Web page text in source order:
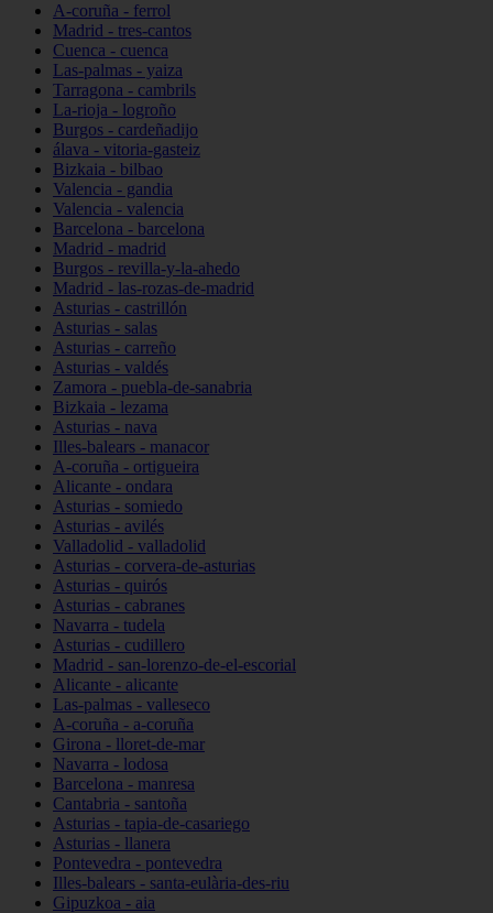
A-coruña - ferrol
Madrid - tres-cantos
Cuenca - cuenca
Las-palmas - yaiza
Tarragona - cambrils
La-rioja - logroño
Burgos - cardeñadijo
álava - vitoria-gasteiz
Bizkaia - bilbao
Valencia - gandia
Valencia - valencia
Barcelona - barcelona
Madrid - madrid
Burgos - revilla-y-la-ahedo
Madrid - las-rozas-de-madrid
Asturias - castrillón
Asturias - salas
Asturias - carreño
Asturias - valdés
Zamora - puebla-de-sanabria
Bizkaia - lezama
Asturias - nava
Illes-balears - manacor
A-coruña - ortigueira
Alicante - ondara
Asturias - somiedo
Asturias - avilés
Valladolid - valladolid
Asturias - corvera-de-asturias
Asturias - quirós
Asturias - cabranes
Navarra - tudela
Asturias - cudillero
Madrid - san-lorenzo-de-el-escorial
Alicante - alicante
Las-palmas - valleseco
A-coruña - a-coruña
Girona - lloret-de-mar
Navarra - lodosa
Barcelona - manresa
Cantabria - santoña
Asturias - tapia-de-casariego
Asturias - llanera
Pontevedra - pontevedra
Illes-balears - santa-eulària-des-riu
Gipuzkoa - aia